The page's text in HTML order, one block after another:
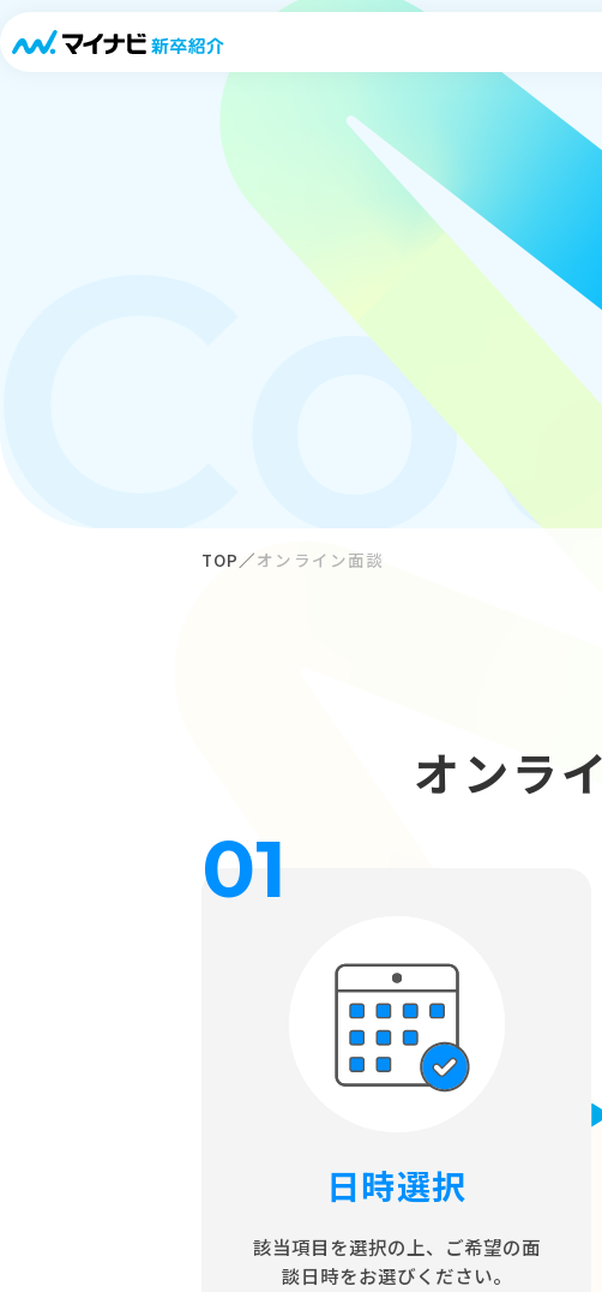
オンライン面談
TOP オンライン面談
オンラ
01
日時選択
該当項目を選択の上、 ご希望の面
談日時をお選びください。